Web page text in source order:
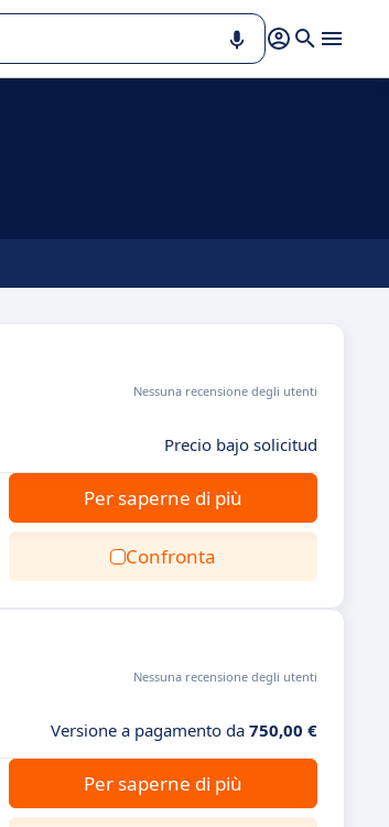
Nessuna recensione degli utenti
Precio bajo solicitud
Per saperne di più
Confronta
Nessuna recensione degli utenti
Versione a pagamento da 750,00 €
Per saperne di più